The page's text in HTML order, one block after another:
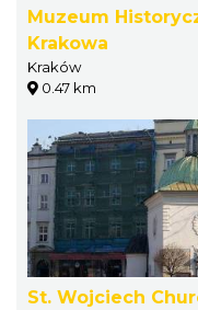
Muzeum
Krakowa
Kraków
0.47 km
St. Wojciech